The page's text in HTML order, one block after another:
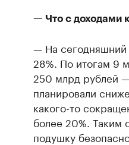
— Что с доходами
— На сегодняшний
28%. По итогам 9
250 млрд рублей
планировали
какого-то
более 20%. Таким
подушку